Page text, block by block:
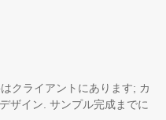
クライアントにあります; カ
ザイン. サンプル完成までに